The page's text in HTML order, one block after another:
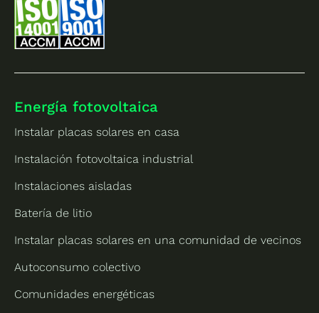
Energía fotovoltaica
Instalar placas solares en casa
Instalación fotovoltaica industrial
Instalaciones aisladas
Batería de litio
Instalar placas solares en una comunidad de vecinos
Autoconsumo colectivo
Comunidades energéticas